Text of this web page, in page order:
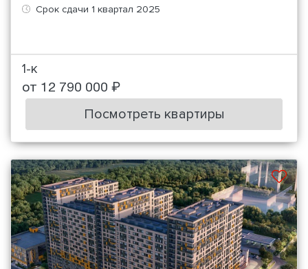
Срок сдачи 1 квартал 2025
1-к
от 12 790 000 ₽
Посмотреть квартиры